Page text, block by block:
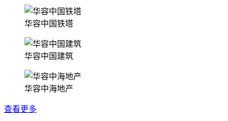
华容中国铁塔
华容中国建筑
华容中海地产
查看更多